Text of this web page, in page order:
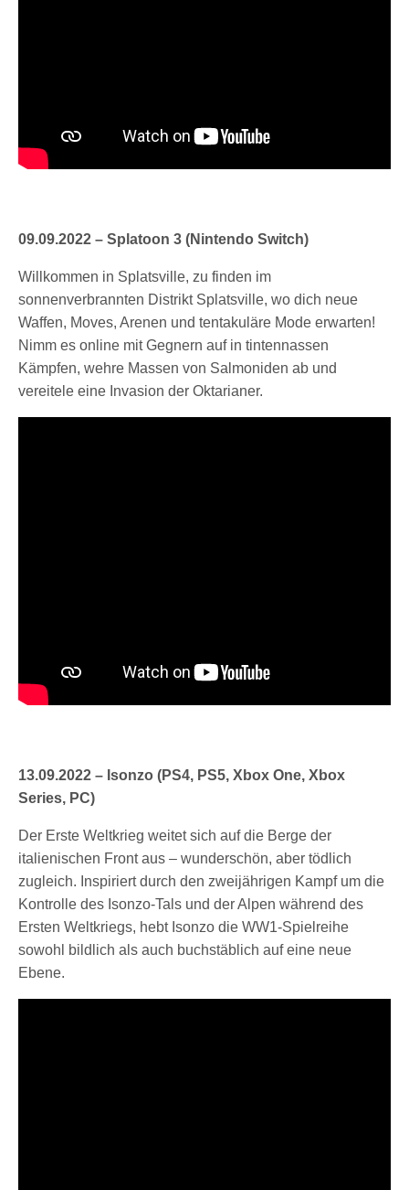
09.09.2022 – Splatoon 3 (Nintendo Switch)
Willkommen in Splatsville, zu finden im
sonnenverbrannten Distrikt Splatsville, wo dich neue
Waffen, Moves, Arenen und tentakuläre Mode erwarten!
Nimm es online mit Gegnern auf in tintennassen
Kämpfen, wehre Massen von Salmoniden ab und
vereitele eine Invasion der Oktarianer.
13.09.2022 – Isonzo (PS4, PS5, Xbox One, Xbox
Series, PC)
Der Erste Weltkrieg weitet sich auf die Berge der
italienischen Front aus – wunderschön, aber tödlich
zugleich. Inspiriert durch den zweijährigen Kampf um die
Kontrolle des Isonzo-Tals und der Alpen während des
Ersten Weltkriegs, hebt Isonzo die WW1-Spielreihe
sowohl bildlich als auch buchstäblich auf eine neue
Ebene.